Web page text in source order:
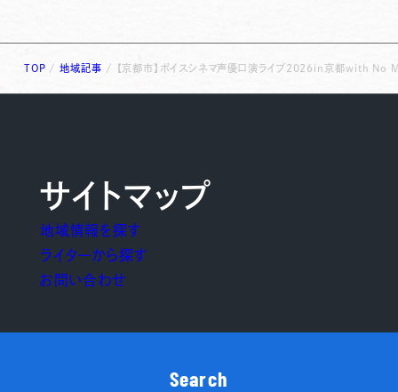
TOP /地域記事 / 【京都市】ボイスシネマ声優口演ライブ2026in京都with No
サイトマップ
地域情報を探す
ライターから探す
お問い合わせ
Search